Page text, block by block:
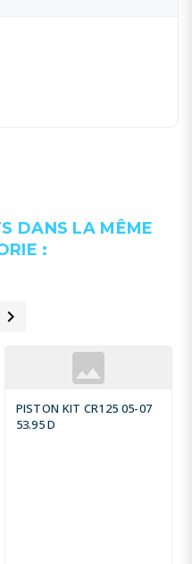
DANS LA MÊME
:

PISTON KIT CR125 05-07
53.95 D